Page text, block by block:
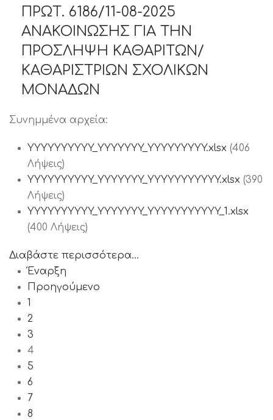
ΠΡΩΤ. 6186/11-08-2025
ΑΝΑΚΟΙΝΩΣΗΣ ΓΙΑ ΤΗΝ
ΠΡΟΣΛΗΨΗ ΚΑΘΑΡΙΤΩΝ/
ΚΑΘΑΡΙΣΤΡΙΩΝ ΣΧΟΛΙΚΩΝ
ΜΟΝΑΔΩΝ
Συνημμένα αρχεία:
YYYYYYYYYY_YYYYYYY_YYYYYYYYY.xlsx (406
Λήψεις)
YYYYYYYYYY_YYYYYYY_YYYYYYYYYYY.xlsx (390
Λήψεις)
YYYYYYYYYY_YYYYYYY_YYYYYYYYYYY_1.xlsx
(400 Λήψεις)
Διαβάστε περισσότερα...
Έναρξη
Προηγούμενο
1
2
3
4
5
6
7
8